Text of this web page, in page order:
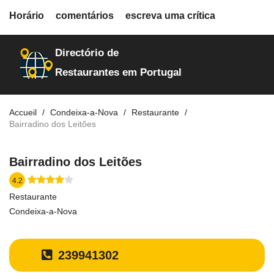
restaurantes
Directório de
Restaurantes em Portugal
Accueil Condeixa-a-Nova
Restaurante
Bairradino dos Leitões
Bairradino dos Leitões
4.2
Restaurante
Condeixa-a-Nova
239941302
Horário comentários escreva uma crítica